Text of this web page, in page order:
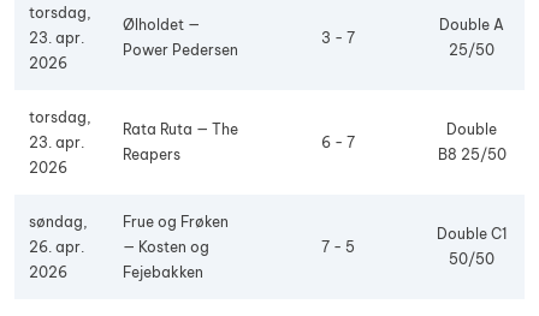
torsdag,
23. apr.
2026
Ølholdet —
Power Pedersen
3 - 7
Double A
25/50
torsdag,
23. apr.
2026
Rata Ruta — The
Reapers
6 - 7
Double
B8 25/50
søndag,
26. apr.
2026
Frue og Frøken
— Kosten og
Fejebakken
7 - 5
Double C1
50/50